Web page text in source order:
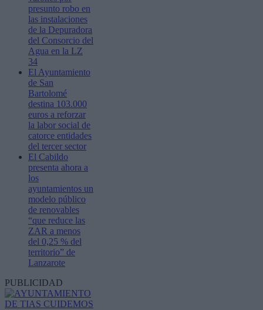
presunto robo en
las instalaciones
de la Depuradora
del Consorcio del
Agua en la LZ
34
El Ayuntamiento
de San
Bartolomé
destina 103.000
euros a reforzar
la labor social de
catorce entidades
del tercer sector
El Cabildo
presenta ahora a
los
ayuntamientos un
modelo público
de renovables
“que reduce las
ZAR a menos
del 0,25 % del
territorio” de
Lanzarote
PUBLICIDAD